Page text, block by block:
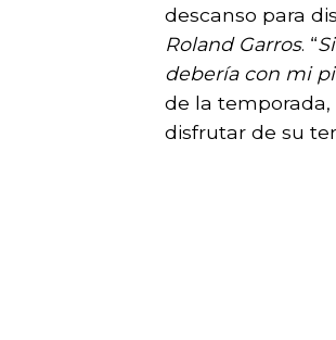
descanso para
Roland Garros. “
debería con mi
de la temporada,
disfrutar de su